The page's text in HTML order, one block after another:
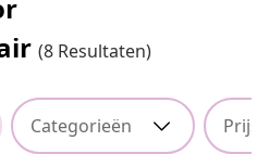
(8 Resultaten)
Categorieën Prijs